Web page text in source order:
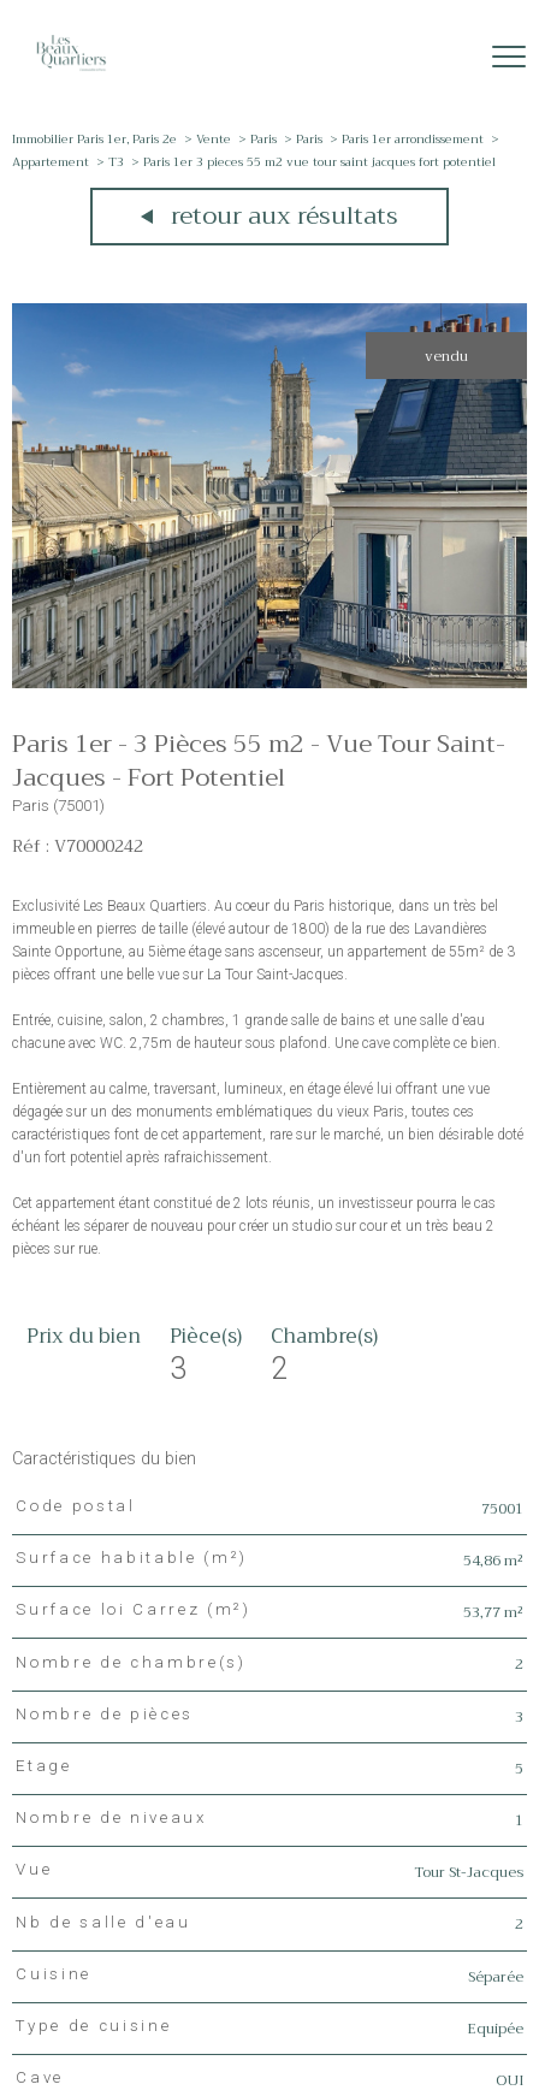
Immobilier Paris 1er, Paris 2e Vente Paris Paris
Paris 1er arrondissement
Appartement
T3 Paris 1er 3 pieces 55 m2 vue tour saint jacques fort potentiel
retour aux résultats
vendu
Paris 1er - 3 Pièces 55 m2 - Vue Tour Saint-
Jacques - Fort Potentiel
Paris (75001)
Réf : V70000242
Exclusivité Les Beaux Quartiers. Au coeur du Paris historique, dans un très bel
immeuble en pierres de taille (élevé autour de 1800) de la rue des Lavandières
Sainte Opportune, au 5ième étage sans ascenseur, un appartement de 55m² de 3
pièces offrant une belle vue sur La Tour Saint-Jacques.
Entrée, cuisine, salon, 2 chambres, 1 grande salle de bains et une salle d'eau
chacune avec WC. 2,75m de hauteur sous plafond. Une cave complète ce bien.
Entièrement au calme, traversant, lumineux, en étage élevé lui offrant une vue
dégagée sur un des monuments emblématiques du vieux Paris, toutes ces
caractéristiques font de cet appartement, rare sur le marché, un bien désirable doté
d'un fort potentiel après rafraichissement.
Cet appartement étant constitué de 2 lots réunis, un investisseur pourra le cas
échéant les séparer de nouveau pour créer un studio sur cour et un très beau 2
pièces sur rue.
Prix du bien
Pièce(s)
3
Chambre(s)
2
Caractéristiques du bien
Caractéristiques Valeurs
Code postal 75001
Surface habitable (m²) 54,86 m²
Surface loi Carrez (m²) 53,77 m²
Nombre de chambre(s) 2
Nombre de pièces 3
Etage 5
Nombre de niveaux 1
Vue Tour St-Jacques
Nb de salle d'eau 2
Cuisine Séparée
Type de cuisine Equipée
Cave OUI